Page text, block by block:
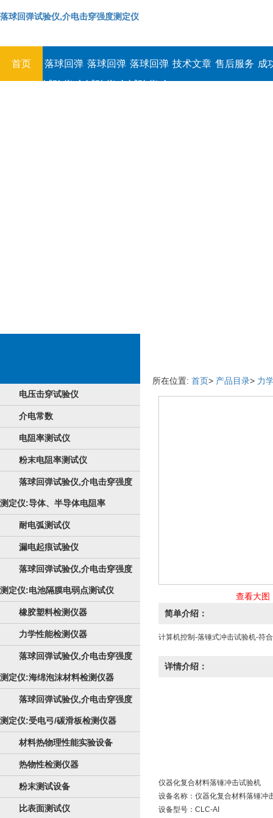
落球回弹试验仪,介电击穿强度测定仪
首页
落球回弹
试验仪,介
落球回弹
试验仪,介
落球回弹
试验仪,介
技术文章 售后服务 成
电压击穿试验仪
介电常数
电阻率测试仪
粉末电阻率测试仪
落球回弹试验仪,介电击穿强度
测定仪:导体、半导体电阻率
耐电弧测试仪
漏电起痕试验仪
落球回弹试验仪,介电击穿强度
测定仪:电池隔膜电弱点测试仪
橡胶塑料检测仪器
力学性能检测仪器
落球回弹试验仪,介电击穿强度
测定仪:海绵泡沫材料检测仪器
落球回弹试验仪,介电击穿强度
测定仪:受电弓/碳滑板检测仪器
材料热物理性能实验设备
热物性检测仪器
粉末测试设备
比表面测试仪
所在位置: 首页> 产品目录> 力
查看大图
简单介绍：
计算机控制-落锤式冲击试验机-符
详情介绍：
仪器化复合材料落锤冲击试验机
设备名称：仪器化复合材料落锤冲
设备型号：CLC-AI